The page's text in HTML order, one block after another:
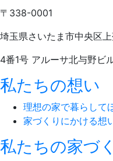
〒338-0001
埼玉県さいたま市中央区
4番1号 アルーサ北与野ビ
私たちの想い
理想の家で暮らして
家づくりにかける想
私たちの家づ